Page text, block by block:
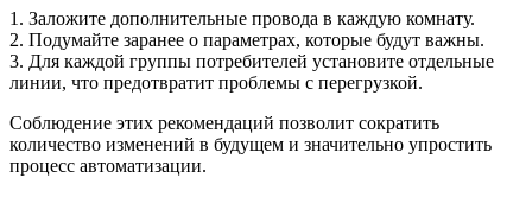
1. Заложите дополнительные провода в каждую комнату.
2. Подумайте заранее о параметрах, которые будут важны.
3. Для каждой группы потребителей установите отдельные
линии, что предотвратит проблемы с перегрузкой.
Соблюдение этих рекомендаций позволит сократить
количество изменений в будущем и значительно упростить
процесс автоматизации.